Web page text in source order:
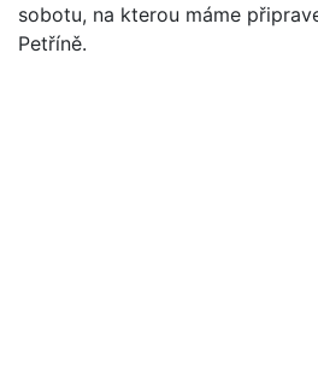
sobotu, na kterou máme
Petříně.